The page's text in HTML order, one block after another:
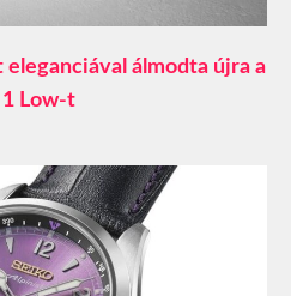
álmodta újra a
Low-t